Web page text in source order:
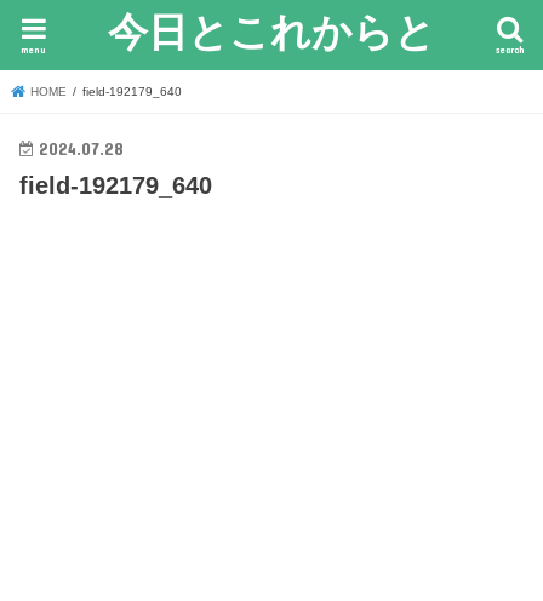
今日とこれからと search
menu
HOME field-192179_640
2024.07.28
field-192179_640